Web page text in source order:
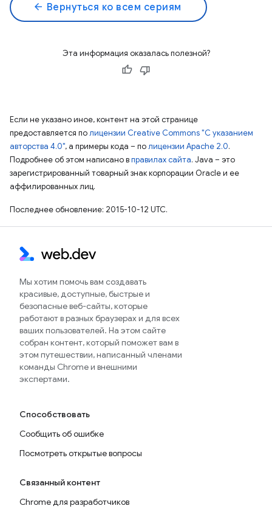
arrow_back Вернуться ко всем сериям
Эта информация оказалась полезной?
Если не указано иное, контент на этой странице
предоставляется полицензии Creative Commons "С указанием
авторства 4.0", а примеры кода – полицензии Apache 2.0.
Подробнее об этом написано вправилах сайта. Java – это
зарегистрированный товарный знак корпорации Oracle и ее
аффилированных лиц.
Последнее обновление: 2015-10-12 UTC.
Мы хотим помочь вам создавать
красивые, доступные, быстрые и
безопасные веб-сайты, которые
работают в разных браузерах и для всех
ваших пользователей. На этом сайте
собран контент, который поможет вам в
этом путешествии, написанный членами
команды Chrome и внешними
экспертами.
Способствовать
Сообщить об ошибке
Посмотреть открытые вопросы
Связанный контент
Chrome для разработчиков